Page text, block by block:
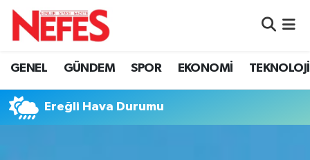
GENEL GÜNDEM SPOR EKONOMİ TEKNOLOJİ
Ereğli Hava Durumu
Hava Durumu
Namaz Vakitleri